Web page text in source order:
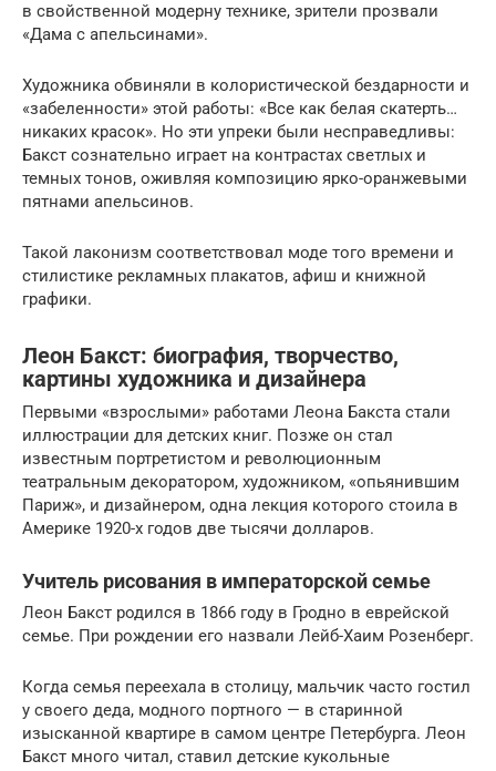
в свойственной модерну технике, зрители прозвали
«Дама с апельсинами».
Художника обвиняли в колористической бездарности и
«забеленности» этой работы: «Все как белая скатерть…
никаких красок». Но эти упреки были несправедливы:
Бакст сознательно играет на контрастах светлых и
темных тонов, оживляя композицию ярко-оранжевыми
пятнами апельсинов.
Такой лаконизм соответствовал моде того времени и
стилистике рекламных плакатов, афиш и книжной
графики.
Леон Бакст: биография, творчество,
картины художника и дизайнера
Первыми «взрослыми» работами Леона Бакста стали
иллюстрации для детских книг. Позже он стал
известным портретистом и революционным
театральным декоратором, художником, «опьянившим
Париж», и дизайнером, одна лекция которого стоила в
Америке 1920-х годов две тысячи долларов.
Учитель рисования в императорской семье
Леон Бакст родился в 1866 году в Гродно в еврейской
семье. При рождении его назвали Лейб-Хаим Розенберг.
Когда семья переехала в столицу, мальчик часто гостил
у своего деда, модного портного — в старинной
изысканной квартире в самом центре Петербурга. Леон
Бакст много читал, ставил детские кукольные